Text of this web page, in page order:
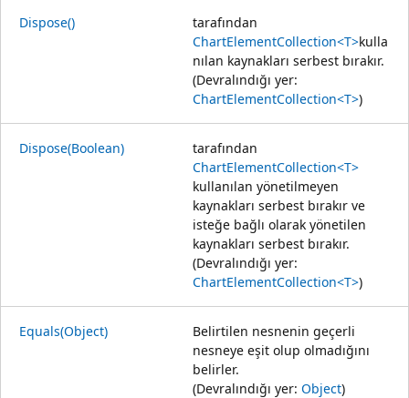
Dispose()
tarafından
ChartElementCollection<T>kulla
nılan kaynakları serbest bırakır.
(Devralındığı yer:
ChartElementCollection<T>)
Dispose(Boolean)
tarafından
ChartElementCollection<T>
kullanılan yönetilmeyen
kaynakları serbest bırakır ve
isteğe bağlı olarak yönetilen
kaynakları serbest bırakır.
(Devralındığı yer:
ChartElementCollection<T>)
Equals(Object)
Belirtilen nesnenin geçerli
nesneye eşit olup olmadığını
belirler.
(Devralındığı yer: Object)